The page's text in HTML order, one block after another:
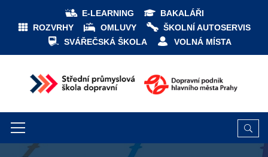
E-LEARNING
BAKALÁŘI
ROZVRHY
OMLUVY
ŠKOLNÍ AUTOSERVIS
SVÁŘEČSKÁ ŠKOLA
VOLNÁ MÍSTA